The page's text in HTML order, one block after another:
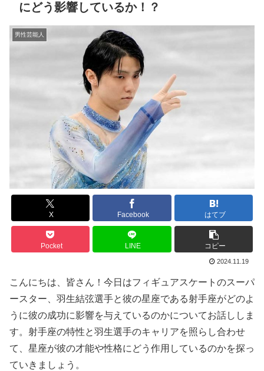
にどう影響しているか！？
男性芸能人
X Facebook はてブ
Pocket LINE コピー
2024.11.19
こんにちは、皆さん！今日はフィギュアスケートのスーパ
ースター、羽生結弦選手と彼の星座である射手座がどのよ
うに彼の成功に影響を与えているのかについてお話ししま
す。射手座の特性と羽生選手のキャリアを照らし合わせ
て、星座が彼の才能や性格にどう作用しているのかを探っ
ていきましょう。